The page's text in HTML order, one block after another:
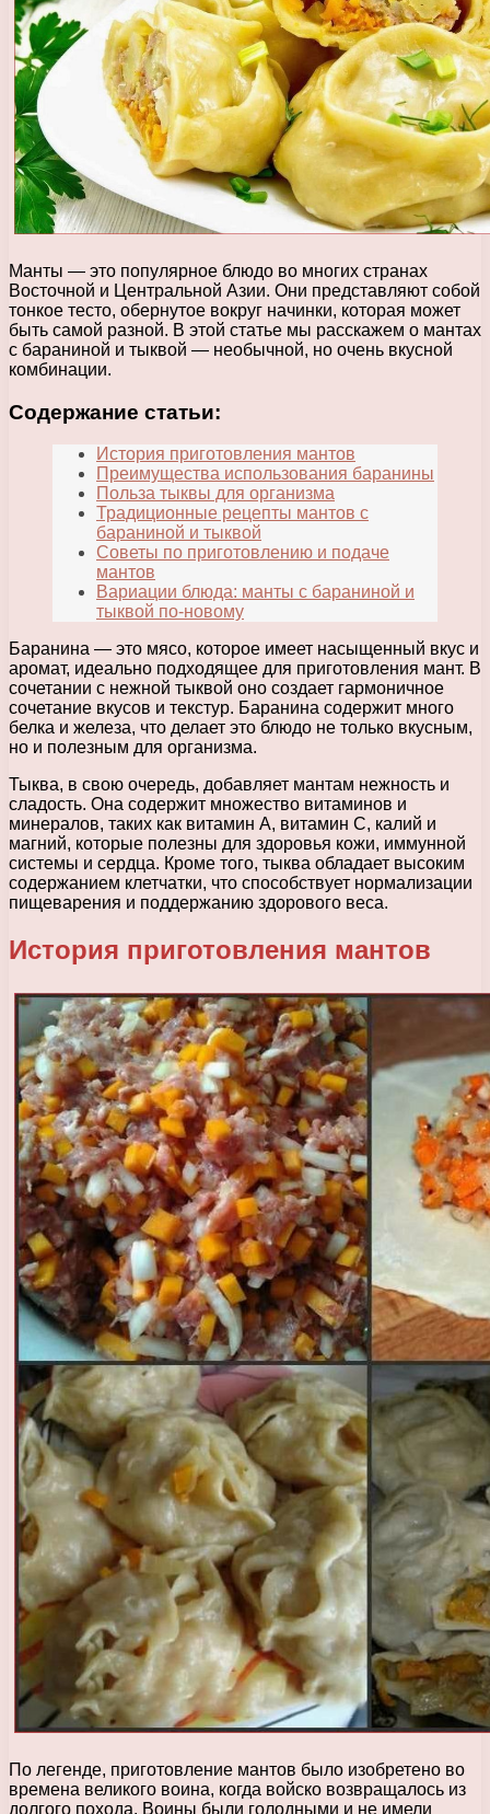
Манты — это популярное блюдо во многих странах
Восточной и Центральной Азии. Они представляют собой
тонкое тесто, обернутое вокруг начинки, которая может
быть самой разной. В этой статье мы расскажем о мантах
с бараниной и тыквой — необычной, но очень вкусной
комбинации.
Содержание статьи:
История приготовления мантов
Преимущества использования баранины
Польза тыквы для организма
Традиционные рецепты мантов с
бараниной и тыквой
Советы по приготовлению и подаче
мантов
Вариации блюда: манты с бараниной и
тыквой по-новому
Баранина — это мясо, которое имеет насыщенный вкус и
аромат, идеально подходящее для приготовления мант. В
сочетании с нежной тыквой оно создает гармоничное
сочетание вкусов и текстур. Баранина содержит много
белка и железа, что делает это блюдо не только вкусным,
но и полезным для организма.
Тыква, в свою очередь, добавляет мантам нежность и
сладость. Она содержит множество витаминов и
минералов, таких как витамин А, витамин С, калий и
магний, которые полезны для здоровья кожи, иммунной
системы и сердца. Кроме того, тыква обладает высоким
содержанием клетчатки, что способствует нормализации
пищеварения и поддержанию здорового веса.
История приготовления мантов
По легенде, приготовление мантов было изобретено во
времена великого воина, когда войско возвращалось из
долгого похода. Воины были голодными и не имели